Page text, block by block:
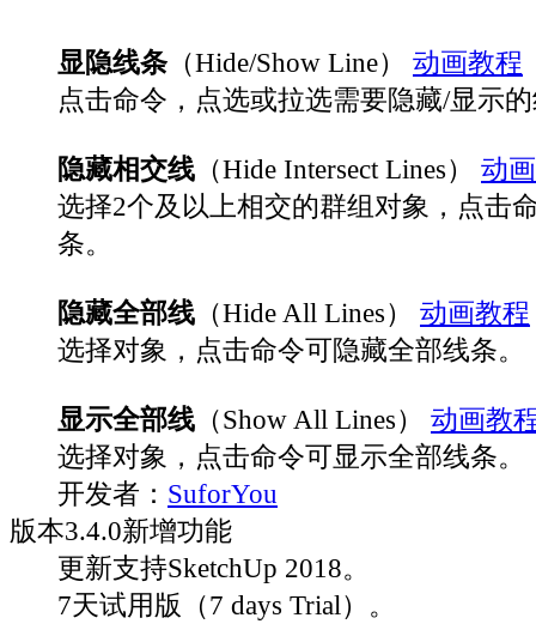
显隐线条 （Hide/Show Line）
动画教程
点击命令，点选或拉选需要隐藏/显示
隐藏相交线 （Hide Intersect Lines）
动
选择2个及以上相交的群组对象，点击
条。
隐藏全部线 （Hide All Lines）
动画教程
选择对象，点击命令可隐藏全部线条。
显示全部线 （Show All Lines）
动画教
选择对象，点击命令可显示全部线条。
开发者： SuforYou
版本3.4.0新增功能
更新支持SketchUp 2018。
7天试用版（7 days Trial）。